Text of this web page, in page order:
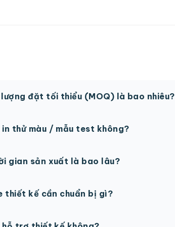
lượng đặt tối thiểu (MOQ) là bao nhiêu?
in thử màu / mẫu test không?
gian sản xuất là bao lâu?
được tư vấn.
thiết kế cần chuẩn bị gì?